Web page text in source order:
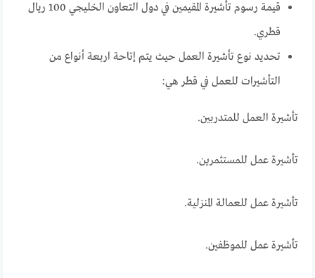
قيمة رسوم تأشيرة المقيمين في دول التعاون الخليجي 100 ريال
قطري.
تحديد نوع تأشيرة العمل حيث يتم إتاحة اربعة أنواع من
التأشيرات للعمل في قطر هي:
تأشيرة العمل للمتدربين.
تأشيرة عمل للمستثمرين.
تأشيرة عمل للعمالة المنزلية.
تأشيرة عمل للموظفين.